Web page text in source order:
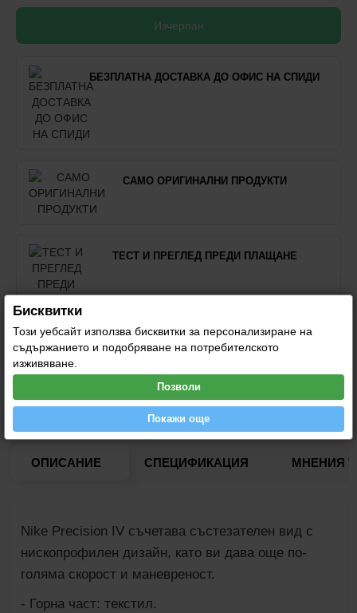
Изчерпан
БЕЗПЛАТНА ДОСТАВКА ДО ОФИС НА СПИДИ
САМО ОРИГИНАЛНИ ПРОДУКТИ
ТЕСТ И ПРЕГЛЕД ПРЕДИ ПЛАЩАНЕ
ТЕЛ. ЗА ВЪПРОСИ: 0876 76 85 65
ОПИСАНИЕ СПЕЦИФИКАЦИЯ МНЕНИЯ 0
Nike Precision IV съчетава състезателен вид с
нископрофилен дизайн, като ви дава още по-
голяма скорост и маневреност.
- Горна част: текстил.
Бисквитки
Този уебсайт използва бисквитки за персонализиране на
съдържанието и подобряване на потребителското
изживяване.
Позволи
Покажи още